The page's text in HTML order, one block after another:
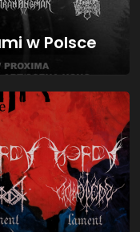
w Polsce